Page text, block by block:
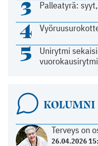
3 Palleatyrä:
4
5
Unirytmi
KOLUMNI
Terveys on
26.04.2026